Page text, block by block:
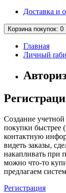
Доставка и
Корзинапокупок: 0
Главная
Личный
Создание
покупки быстрее
контактную
видеть заказы,
накапливать при
можно что-то
предлагаем
Регистрация